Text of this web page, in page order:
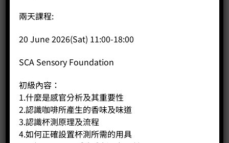
兩天課程:
20 June 2026(Sat) 11:00-18:00
SCA Sensory Foundation
初級內容：
1.什麼是感官分析及其重要性
2.認識咖啡所產生的香味及味道
3.認識杯測原理及流程
4.如何正確設置杯測所需的用具